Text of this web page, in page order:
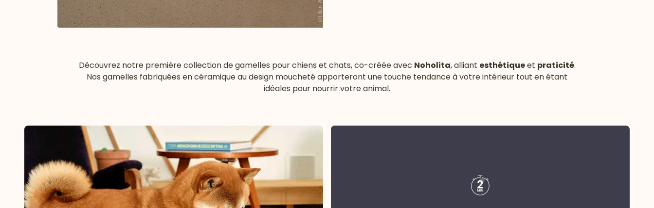
Découvrez notre première collection de gamelles pour chiens et chats, co-créée avec Noholita, alliant esthétiqueet praticité.
Nos gamelles fabriquées en céramique au design moucheté apporteront une touche tendance à votre intérieur tout en étant
idéales pour nourrir votre animal.